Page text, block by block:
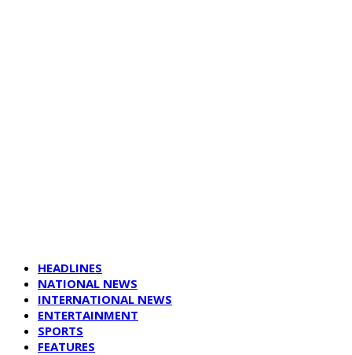
HEADLINES
NATIONAL NEWS
INTERNATIONAL NEWS
ENTERTAINMENT
SPORTS
FEATURES